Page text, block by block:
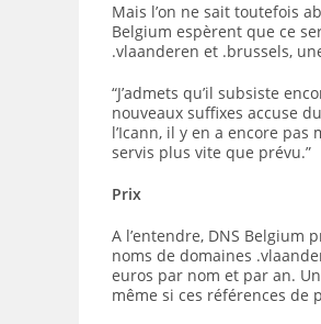
Mais l’on ne sait toutefois
Belgium espèrent que ce
.vlaanderen et .brussels,
“J’admets qu’il subsiste
nouveaux suffixes accuse
l’Icann, il y en a encore
servis plus vite que prévu.”
Prix
A l’entendre, DNS Belgium
noms de domaines
euros par nom et par an.
même si ces références